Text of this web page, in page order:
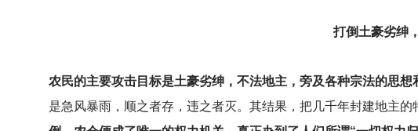
打倒土豪劣绅
农民的主要攻击目标是土豪劣绅，不法地主，旁及各种宗法的思想
是急风暴雨，顺之者存，违之者灭。其结果，把几千年封建地主